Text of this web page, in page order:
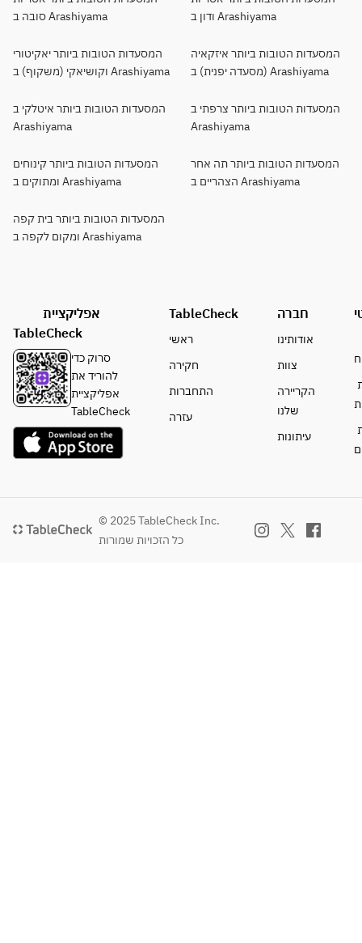
סובה ב Arashiyama
ודון ב Arashiyama
המסעדות הטובות ביותר יאקיטורי
וקושיאקי (משקוף) ב Arashiyama
המסעדות הטובות ביותר איזקאיה
(מסעדה יפנית) ב Arashiyama
המסעדות הטובות ביותר איטלקי ב
Arashiyama
המסעדות הטובות ביותר צרפתי ב
Arashiyama
המסעדות הטובות ביותר קינוחים
ומתוקים ב Arashiyama
המסעדות הטובות ביותר תה אחר
הצהריים ב Arashiyama
המסעדות הטובות ביותר בית קפה
ומקום לקפה ב Arashiyama
אפליקציית
TableCheck
סרוק כדי
להוריד את
אפליקציית
TableCheck
TableCheck
ראשי
חקירה
התחברות
עזרה
חברה
אודותינו
צוות
הקריירה
שלנו
עיתונות
© 2025 TableCheck Inc.
כל הזכויות שמורות